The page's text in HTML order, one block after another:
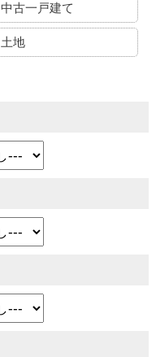
中古一戸建て
土地